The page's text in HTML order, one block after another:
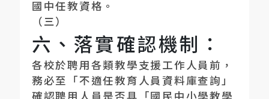
國中任教資格。
（三）
六、落實確認機制：
各校於聘用各類教學支援工作人員前，
務必至「不適任教育人員資料庫查詢」
確認聘用人員是否具「國民中小學教學